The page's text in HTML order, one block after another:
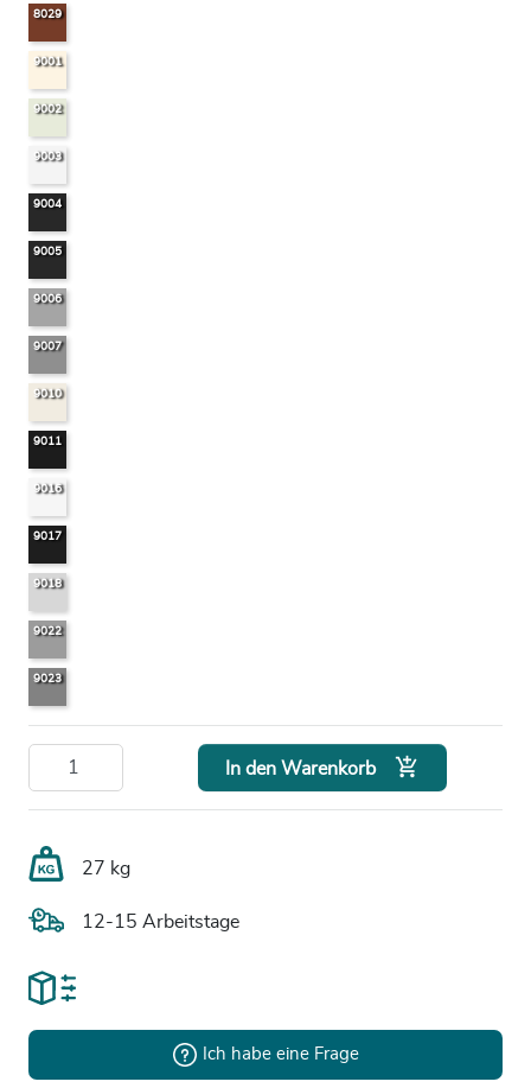
8029
9001
9002
9003
9004
9005
9006
9007
9010
9011
9016
9017
9018
9022
9023
In den Warenkorb 
27 kg
12-15 Arbeitstage
Ich habe eine Frage